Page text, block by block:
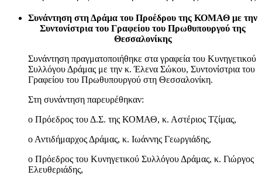
Συνάντηση στη Δράμα του Προέδρου της ΚΟΜΑΘ με την
Συντονίστρια του Γραφείου του Πρωθυπουργού της
Θεσσαλονίκης
Συνάντηση πραγματοποιήθηκε στα γραφεία του Κυνηγετικού
Συλλόγου Δράμας με την κ. Έλενα Σώκου, Συντονίστρια του
Γραφείου του Πρωθυπουργού στη Θεσσαλονίκη.
Στη συνάντηση παρευρέθηκαν:
ο Πρόεδρος του Δ.Σ. της ΚΟΜΑΘ, κ. Αστέριος Τζίμας,
ο Αντιδήμαρχος Δράμας, κ. Ιωάννης Γεωργιάδης,
ο Πρόεδρος του Κυνηγετικού Συλλόγου Δράμας, κ. Γιώργος
Ελευθεριάδης,